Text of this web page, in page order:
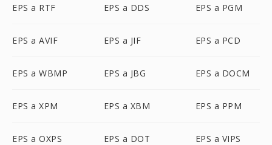
EPS a RTF EPS a DDS EPS a PGM
EPS a AVIF EPS a JIF EPS a PCD
EPS a WBMP EPS a JBG EPS a DOCM
EPS a XPM EPS a XBM EPS a PPM
EPS a OXPS EPS a DOT EPS a VIPS